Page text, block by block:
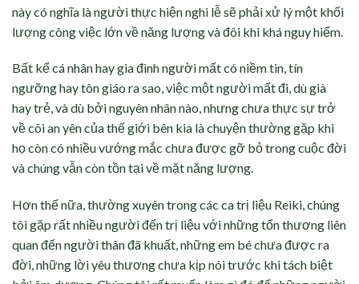
này có nghĩa là người thực hiện nghi lễ sẽ phải xử lý một khối
lượng công việc lớn về năng lượng và đôi khi khá nguy hiểm.
Bất kể cá nhân hay gia đình người mất có niềm tin, tín
ngưỡng hay tôn giáo ra sao, việc một người mất đi, dù già
hay trẻ, và dù bởi nguyên nhân nào, nhưng chưa thực sự trở
về cõi an yên của thế giới bên kia là chuyện thường gặp khi
họ còn có nhiều vướng mắc chưa được gỡ bỏ trong cuộc đời
và chúng vẫn còn tồn tại về mặt năng lượng.
Hơn thế nữa, thường xuyên trong các ca trị liệu Reiki, chúng
tôi gặp rất nhiều người đến trị liệu với những tổn thương liên
quan đến người thân đã khuất, những em bé chưa được ra
đời, những lời yêu thương chưa kịp nói trước khi tách biệt